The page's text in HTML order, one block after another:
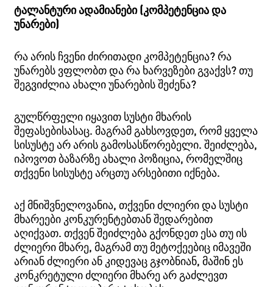
ტალანტური ადამიანები (კომპეტენცია და
უნარები)
რა არის ჩვენი ძირითადი კომპეტენცია? რა
უნარებს ვფლობთ და რა ხარვეზები გვაქვს? თუ
შეგვიძლია ახალი უნარების შეძენა?
გულწრფელი იყავით სუსტი მხარის
შეფასებისასაც. მაგრამ გახსოვდეთ, რომ ყველა
სისუსტე არ არის გამოსასწორებელი. შეიძლება,
იპოვოთ ბაზარზე ახალი პოზიცია, რომელშიც
თქვენი სისუსტე არცთუ არსებითი იქნება.
აქ მნიშვნელოვანია, თქვენი ძლიერი და სუსტი
მხარეები კონკურენტებთან შედარებით
აღიქვათ. თქვენ შეიძლება გქონდეთ ესა თუ ის
ძლიერი მხარე, მაგრამ თუ მეტოქეებიც იმავეში
არიან ძლიერი ან კიდევაც გჯობნიან, მაშინ ეს
კონკრეტული ძლიერი მხარე არ გაძლევთ